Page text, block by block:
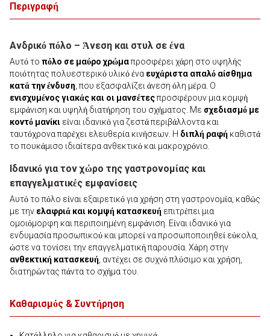
Περιγραφή
Ανδρικό πόλο – Άνεση και στυλ σε ένα
Αυτό το πόλο σε μαύρο χρώμαπροσφέρει χάρη στο υψηλής
ποιότητας πολυεστερικό υλικό ένα ευχάριστα απαλό αίσθημα
κατά την ένδυση , που εξασφαλίζει άνεση όλη μέρα. Ο
ενισχυμένος γιακάς και οι μανσέτεςπροσφέρουν μια κομψή
εμφάνιση και υψηλή διατήρηση του σχήματος. Με σχεδιασμό με
κοντό μανίκι είναι ιδανικό για ζεστά περιβάλλοντα και
ταυτόχρονα παρέχει ελευθερία κινήσεων. Η διπλή ραφή καθιστά
το πουκάμισο ιδιαίτερα ανθεκτικό και μακροχρόνιο.
Ιδανικό για τον χώρο της γαστρονομίας και
επαγγελματικές εμφανίσεις
Αυτό το πόλο είναι εξαιρετικό για χρήση στη γαστρονομία, καθώς
με την ελαφριά και κομψή κατασκευή επιτρέπει μια
ομοιόμορφη και περιποιημένη εμφάνιση. Είναι ιδανικό για
ενδυμασία προσωπικού και μπορεί να προσωποποιηθεί εύκολα,
ώστε να τονίσει την επαγγελματική παρουσία. Χάρη στην
ανθεκτική κατασκευή , αντέχει σε συχνό πλύσιμο και χρήση,
διατηρώντας πάντα το σχήμα του.
Καθαρισμός & Συντήρηση